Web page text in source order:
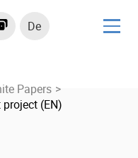
De
Papers
(EN)